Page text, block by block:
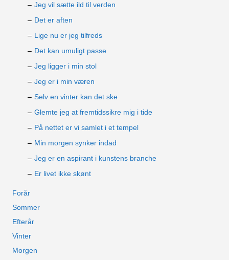
Jeg vil sætte ild til verden
Det er aften
Lige nu er jeg tilfreds
Det kan umuligt passe
Jeg ligger i min stol
Jeg er i min væren
Selv en vinter kan det ske
Glemte jeg at fremtidssikre mig i tide
På nettet er vi samlet i et tempel
Min morgen synker indad
Jeg er en aspirant i kunstens branche
Er livet ikke skønt
Forår
Sommer
Efterår
Vinter
Morgen